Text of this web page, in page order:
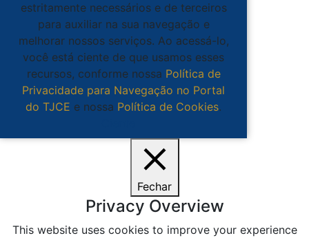
estritamente necessários e de terceiros
para auxiliar na sua navegação e
melhorar nossos serviços. Ao acessá-lo,
você está ciente de que usamos esses
recursos, conforme nossa Política de
Privacidade para Navegação no Portal
do TJCE e nossa Política de Cookies.
Fechar
Privacy Overview
This website uses cookies to improve your experience